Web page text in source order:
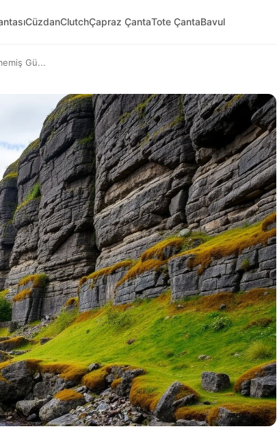
CüzdanClutchÇapraz ÇantaTote ÇantaBavul
Gü...